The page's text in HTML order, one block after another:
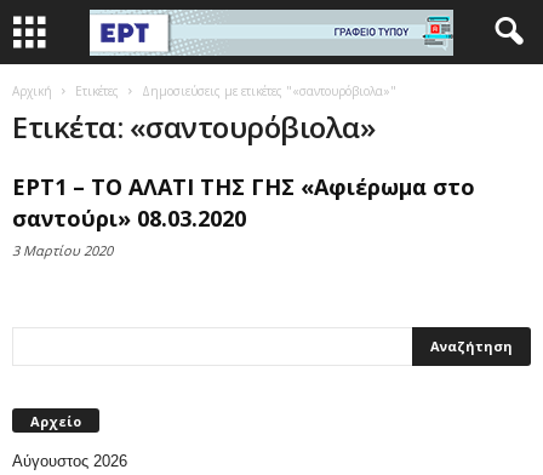
Αρχική Ετικέτες Δημοσιεύσεις με ετικέτες "«σαντουρόβιολα»"
Ετικέτα: «σαντουρόβιολα»
ΕΡΤ1 – ΤΟ ΑΛΑΤΙ ΤΗΣ ΓΗΣ «Αφιέρωμα στο
σαντούρι» 08.03.2020
3 Μαρτίου 2020
Αρχείο
Αύγουστος 2026